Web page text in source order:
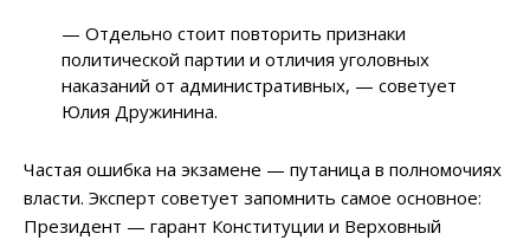
— Отдельно стоит повторить признаки
политической партии и отличия уголовных
наказаний от административных, — советует
Юлия Дружинина.
Частая ошибка на экзамене — путаница в полномочиях
власти. Эксперт советует запомнить самое основное:
Президент — гарант Конституции и Верховный